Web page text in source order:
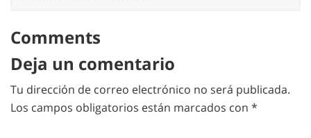
Comments
Deja un comentario
Tu dirección de correo electrónico no será publicada.
Los campos obligatorios están marcados con *